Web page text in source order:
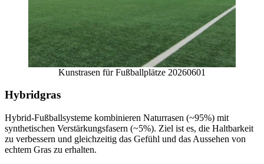
Kunstrasen für Fußballplätze 20260601
Hybridgras
Hybrid-Fußballsysteme kombinieren Naturrasen (~95%) mit
synthetischen Verstärkungsfasern (~5%). Ziel ist es, die Haltbarkeit
zu verbessern und gleichzeitig das Gefühl und das Aussehen von
echtem Gras zu erhalten.